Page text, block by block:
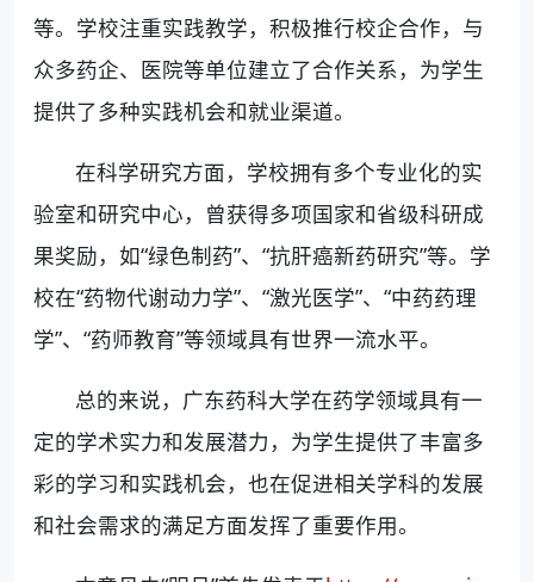
等。学校注重实践教学，积极推行校企合作，与
众多药企、医院等单位建立了合作关系，为学生
提供了多种实践机会和就业渠道。
在科学研究方面，学校拥有多个专业化的实
验室和研究中心，曾获得多项国家和省级科研成
果奖励，如“绿色制药”、“抗肝癌新药研究”等。学
校在“药物代谢动力学”、“激光医学”、“中药药理
学”、“药师教育”等领域具有世界一流水平。
总的来说，广东药科大学在药学领域具有一
定的学术实力和发展潜力，为学生提供了丰富多
彩的学习和实践机会，也在促进相关学科的发展
和社会需求的满足方面发挥了重要作用。